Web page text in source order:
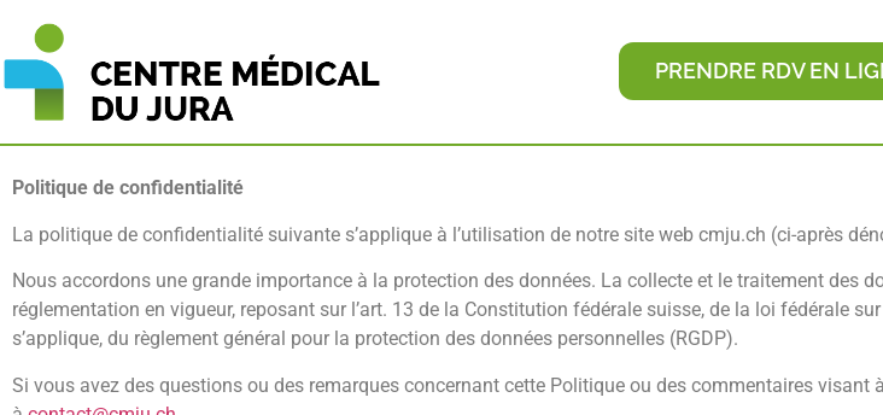
PRENDRE RDV EN
Politique de confidentialité
La politique de confidentialité suivante s’applique à l’utilisation de notre site web cmju.ch (ci-après
Nous accordons une grande importance à la protection des données. La collecte et le traitement des
réglementation en vigueur, reposant sur l’art. 13 de la Constitution fédérale suisse, de la loi fédérale
s’applique, du règlement général pour la protection des données personnelles (RGDP).
Si vous avez des questions ou des remarques concernant cette Politique ou des commentaires visant